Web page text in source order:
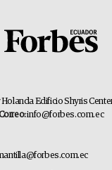
Edificio Shyris
Correo:info@forbes.com.ec